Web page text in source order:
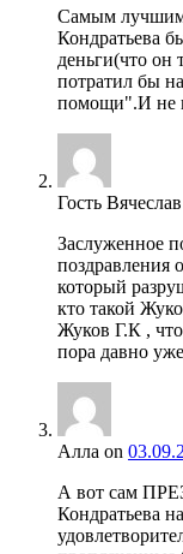
Самым лучшим
Кондратьева
деньги(что он
потратил бы
помощи".И не
Гость
Заслуженное
поздравления
который
кто такой
Жуков Г.К ,
пора давно
Алла on
А вот сам
Кондратьева